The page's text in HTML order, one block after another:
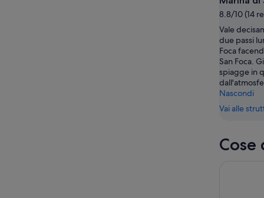
-
9
ago
notte,
ago
-
10
ago
per
prossimo
14
ago
-
16
ago
8.8/10 (14
Vale
due passi
Foca
San Foca.
spiagge in
Nascondi
Vai alle
Cose